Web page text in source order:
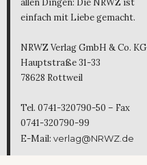
allen Dingen: Die NRWZ ist
einfach mit Liebe gemacht.
NRWZ Verlag GmbH & Co. KG
Hauptstraße 31-33
78628 Rottweil
Tel. 0741-320790-50 – Fax
0741-320790-99
E-Mail: verlag@NRWZ.de